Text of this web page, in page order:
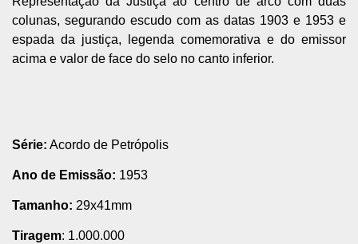
colunas, segurando escudo com as datas 1903 e 1953 e
espada da justiça, legenda comemorativa e do emissor
acima e valor de face do selo no canto inferior.
Série: Acordo de Petrópolis
Ano de Emissão: 1953
Tamanho: 29x41mm
Tiragem: 1.000.000